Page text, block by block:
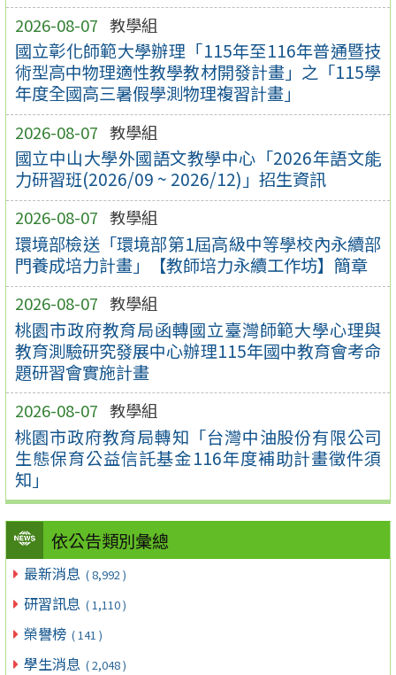
2026-08-07 教學組
國立彰化師範大學辦理「115年至116年普通暨技
術型高中物理適性教學教材開發計畫」之「115學
年度全國高三暑假學測物理複習計畫」
2026-08-07 教學組
國立中山大學外國語文教學中心「2026年語文能
力研習班(2026/09 ~ 2026/12)」招生資訊
2026-08-07 教學組
環境部檢送「環境部第1屆高級中等學校內永續部
門養成培力計畫」【教師培力永續工作坊】簡章
2026-08-07 教學組
桃園市政府教育局函轉國立臺灣師範大學心理與
教育測驗研究發展中心辦理115年國中教育會考命
題研習會實施計畫
2026-08-07 教學組
桃園市政府教育局轉知「台灣中油股份有限公司
生態保育公益信託基金116年度補助計畫徵件須
知」
依公告類別彙總
最新消息 ( 8,992 )
研習訊息 ( 1,110 )
榮譽榜 ( 141 )
學生消息 ( 2,048 )